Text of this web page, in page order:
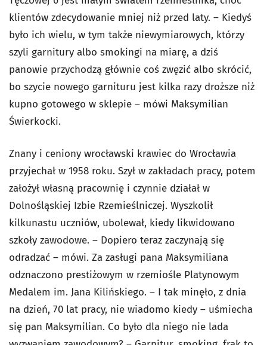
klientów zdecydowanie mniej niż przed laty. – Kiedyś
było ich wielu, w tym także niewymiarowych, którzy
szyli garnitury albo smokingi na miarę, a dziś
panowie przychodzą głównie coś zwęzić albo skrócić,
bo szycie nowego garnituru jest kilka razy droższe niż
kupno gotowego w sklepie – mówi Maksymilian
Świerkocki.
Znany i ceniony wrocławski krawiec do Wrocławia
przyjechał w 1958 roku. Szył w zakładach pracy, potem
założył własną pracownię i czynnie działał w
Dolnośląskiej Izbie Rzemieślniczej. Wyszkolił
kilkunastu uczniów, ubolewał, kiedy likwidowano
szkoły zawodowe. – Dopiero teraz zaczynają się
odradzać – mówi. Za zasługi pana Maksymiliana
odznaczono prestiżowym w rzemiośle Platynowym
Medalem im. Jana Kilińskiego. – I tak minęło, z dnia
na dzień, 70 lat pracy, nie wiadomo kiedy – uśmiecha
się pan Maksymilian. Co było dla niego nie lada